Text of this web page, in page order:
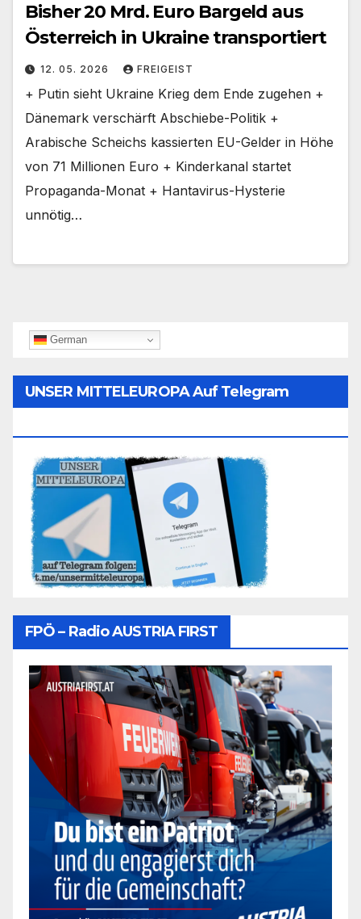
Bisher 20 Mrd. Euro Bargeld aus
Österreich in Ukraine transportiert
12. 05. 2026 FREIGEIST
+ Putin sieht Ukraine Krieg dem Ende zugehen +
Dänemark verschärft Abschiebe-Politik +
Arabische Scheichs kassierten EU-Gelder in Höhe
von 71 Millionen Euro + Kinderkanal startet
Propaganda-Monat + Hantavirus-Hysterie
unnötig…
German
UNSER MITTELEUROPA Auf Telegram
FPÖ – Radio AUSTRIA FIRST